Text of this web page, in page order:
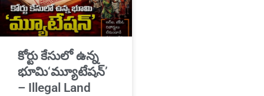
​కోర్టు కేసులో ఉన్న
భూమి‘మ్యూటేషన్’
– Illegal Land